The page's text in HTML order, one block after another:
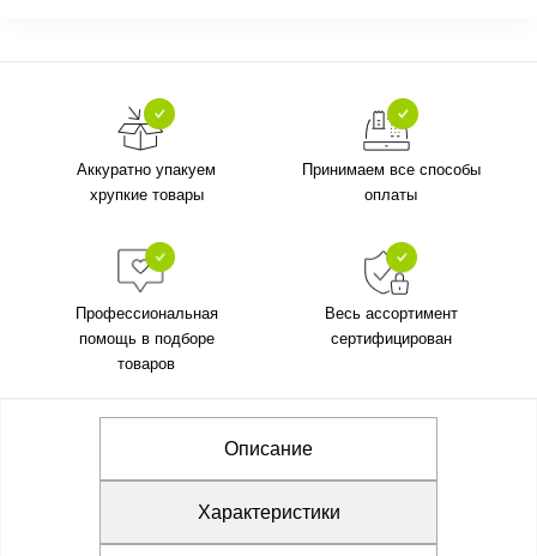
Аккуратно упакуем
хрупкие товары
Принимаем все способы
оплаты
Профессиональная
помощь в подборе
товаров
Весь ассортимент
сертифицирован
Описание
Характеристики